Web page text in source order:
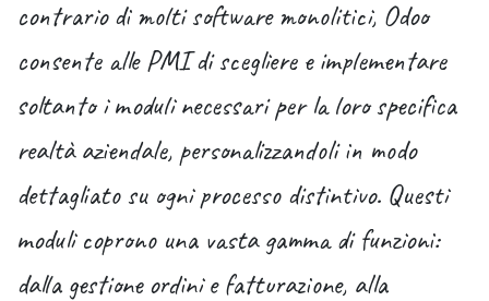
contrario di molti software monolitici, Odoo
consente alle PMI di scegliere e implementare
soltanto i moduli necessari per la loro specifica
realtà aziendale, personalizzandoli in modo
dettagliato su ogni processo distintivo. Questi
moduli coprono una vasta gamma di funzioni:
dalla gestione ordini e fatturazione, alla